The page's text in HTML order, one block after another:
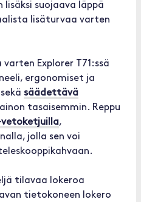
lisäksi suojaava läppä
lisäturvaa varten
Explorer T71:ssä
ergonomiset ja
säädettävä
tasaisemmin. Reppu
vetoketjuilla,
jolla sen voi
tilavaa lokeroa
tietokoneen lokero